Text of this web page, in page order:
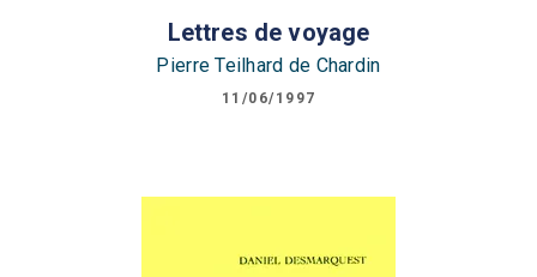
Lettres de voyage
Pierre Teilhard de Chardin
11/06/1997